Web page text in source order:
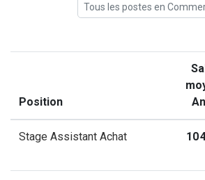
Tous les postes en
Position
Stage Assistant Achat 10